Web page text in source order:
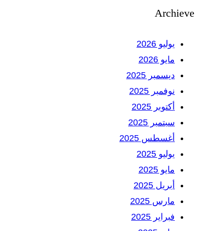
Archieve
يوليو 2026
مايو 2026
ديسمبر 2025
نوفمبر 2025
أكتوبر 2025
سبتمبر 2025
أغسطس 2025
يوليو 2025
مايو 2025
أبريل 2025
مارس 2025
فبراير 2025